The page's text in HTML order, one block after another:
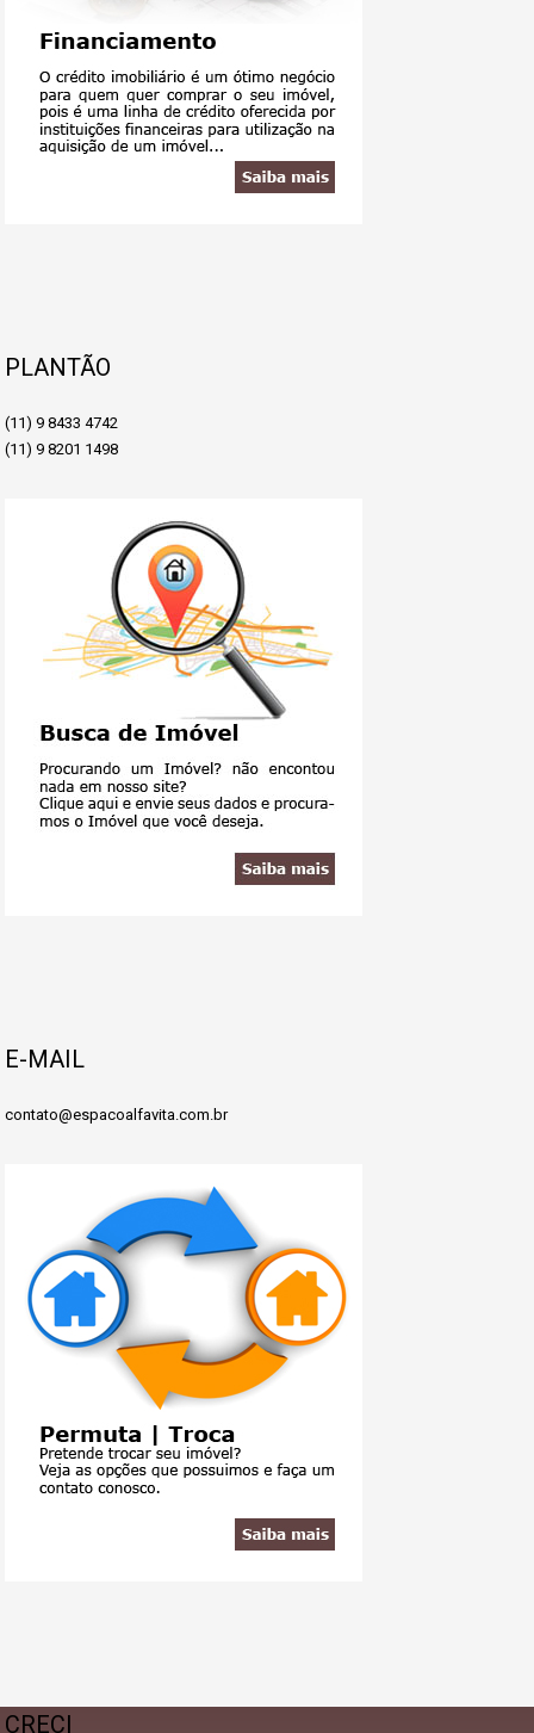
PLANTÃO
(11) 9 8433 4742
(11) 9 8201 1498
E-MAIL
contato@espacoalfavita.com.br
CRECI